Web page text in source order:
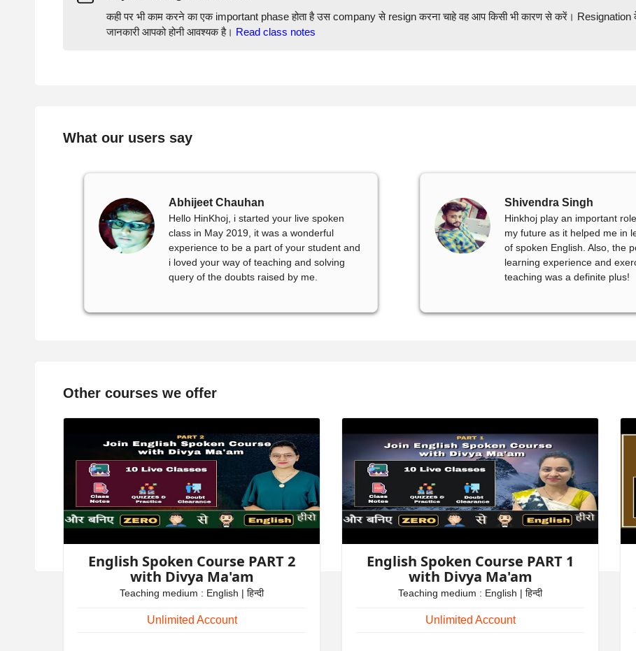
कही पर भी काम करने का एक important phase होता है उस company से resign करना चाहे वह आप किसी भी कारण से करें।
जानकारी आपको होनी आवश्यक है। Read class notes
What our users say
Abhijeet Chauhan
Hello HinKhoj, i started your live spoken
class in May 2019, it was a wonderful
experience to be a part of your student and
i loved your way of teaching and solving
query of the doubts raised by me.
Shivendra Singh
Hinkhoj play an important
my future as it helped me in
of spoken English. Also, the
learning experience and
teaching was a definite plus!
Other courses we offer
English Spoken Course PART 2
with Divya Ma'am
Teaching medium : English | हिन्दी
Unlimited Account
English Spoken Course PART 1
with Divya Ma'am
Teaching medium : English | हिन्दी
Unlimited Account